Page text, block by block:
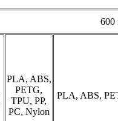
600
PLA, ABS,
PETG,
TPU, PP,
PC, Nylon
PLA, ABS,